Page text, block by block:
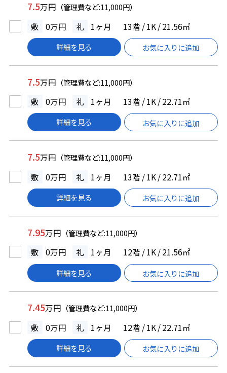
7.5万円 （管理費など:11,000円）
敷 0万円 礼 1ヶ月 13階 / 1K / 21.56㎡
詳細を見る お気に入りに追加
7.5万円 （管理費など:11,000円）
敷 0万円 礼 1ヶ月 13階 / 1K / 22.71㎡
詳細を見る お気に入りに追加
7.5万円 （管理費など:11,000円）
敷 0万円 礼 1ヶ月 13階 / 1K / 22.71㎡
詳細を見る お気に入りに追加
7.95万円 （管理費など:11,000円）
敷 0万円 礼 1ヶ月 12階 / 1K / 21.56㎡
詳細を見る お気に入りに追加
7.45万円 （管理費など:11,000円）
敷 0万円 礼 1ヶ月 12階 / 1K / 22.71㎡
詳細を見る お気に入りに追加